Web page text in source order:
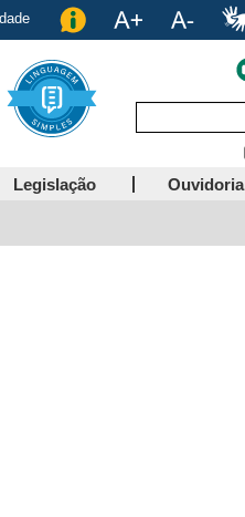
Legislação Ouvidoria